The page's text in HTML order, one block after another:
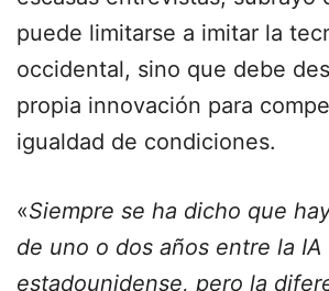
puede limitarse a imitar la
occidental, sino que debe
propia innovación para
igualdad de condiciones.
«Siempre se ha dicho que
de uno o dos años entre la IA
estadounidense, pero la